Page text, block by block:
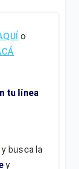
o
tu línea
y busca la
y